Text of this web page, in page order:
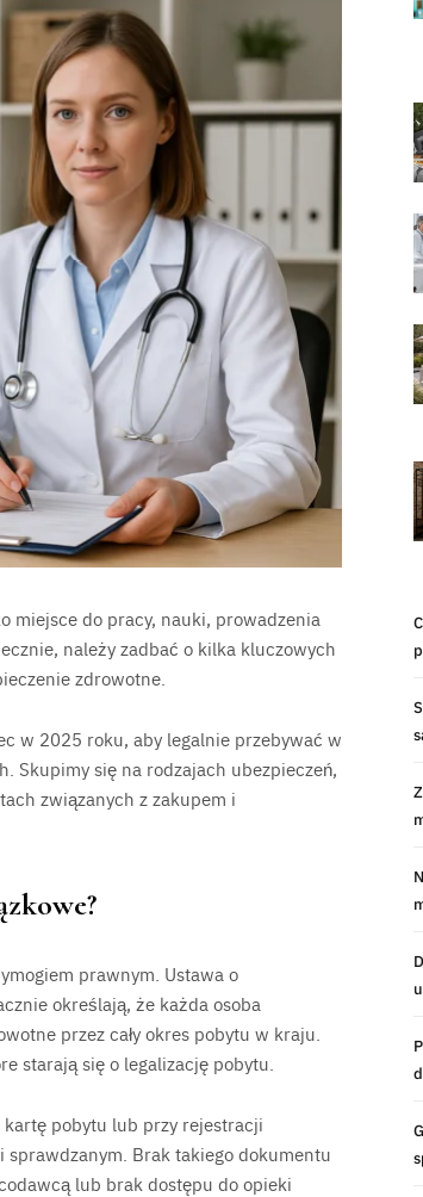
miejsce do pracy, nauki, prowadzenia
należy zadbać o kilka kluczowych
zdrowotne.
w 2025 roku, aby legalnie przebywać w
Skupimy się na rodzajach ubezpieczeń,
związanych z zakupem i
prawnym. Ustawa o
określają, że każda osoba
przez cały okres pobytu w kraju.
starają się o legalizację pobytu.
kartę pobytu lub przy rejestracji
Brak takiego dokumentu
lub brak dostępu do opieki